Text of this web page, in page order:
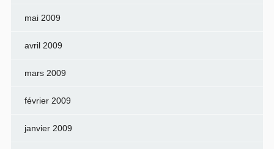
mai 2009
avril 2009
mars 2009
février 2009
janvier 2009